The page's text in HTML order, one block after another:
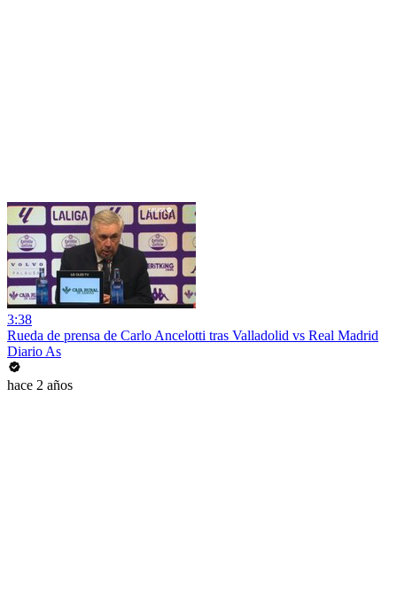
3:38
Rueda de prensa de Carlo Ancelotti tras Valladolid vs Real Madrid
Diario As
hace 2 años